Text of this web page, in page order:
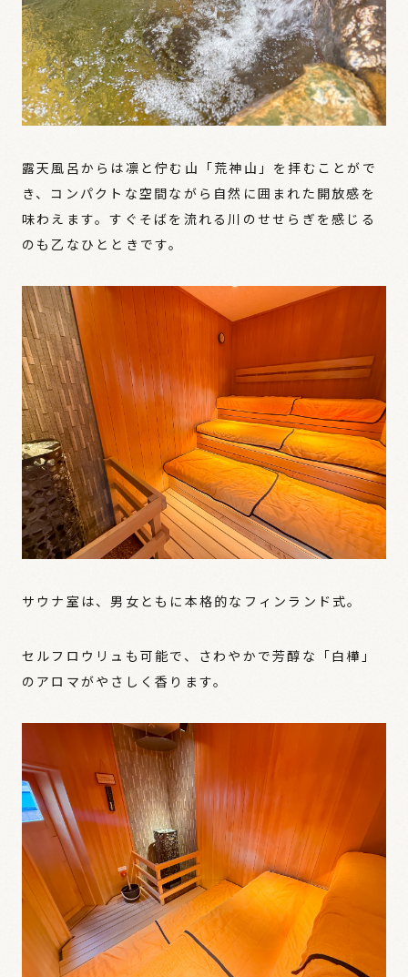
露天風呂からは凛と佇む山「荒神山」を拝むことがで
き、コンパクトな空間ながら自然に囲まれた開放感を
味わえます。すぐそばを流れる川のせせらぎを感じる
のも乙なひとときです。
サウナ室は、男女ともに本格的なフィンランド式。
セルフロウリュも可能で、さわやかで芳醇な「白樺」
のアロマがやさしく香ります。